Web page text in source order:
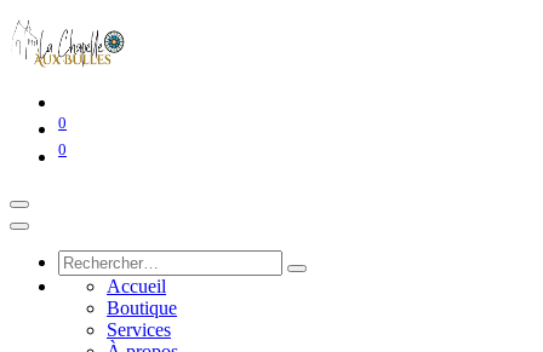
0
0
Accueil
Boutique
Services